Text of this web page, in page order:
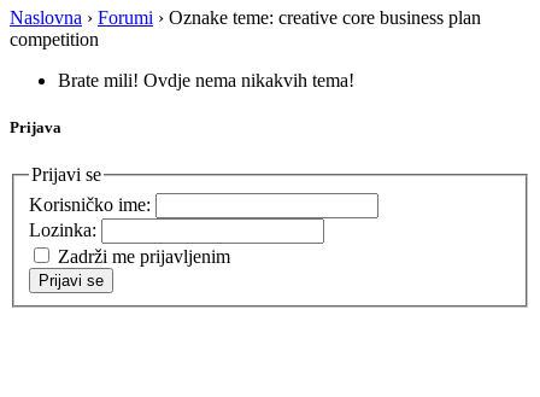
Naslovna › Forumi › Oznake teme: creative core business plan
competition
Brate mili! Ovdje nema nikakvih tema!
Prijava
Prijavi se
Korisničko ime:
Lozinka:
Zadrži me prijavljenim
Prijavi se